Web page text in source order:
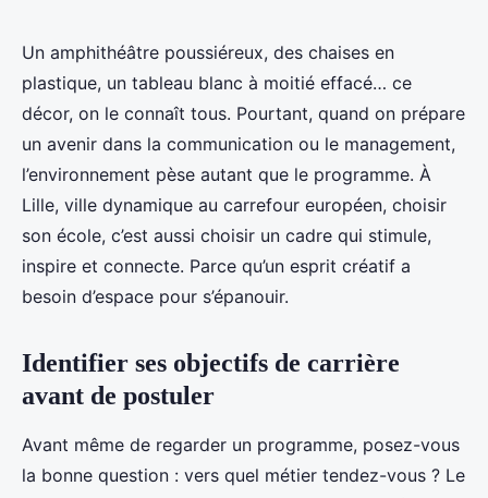
Comment choisir la bonne
formation ISTC à Lille ?
Tobie•08/04/2026 17:43•10 min de lecture
Un amphithéâtre poussiéreux, des chaises en
plastique, un tableau blanc à moitié effacé… ce
décor, on le connaît tous. Pourtant, quand on prépare
un avenir dans la communication ou le management,
l’environnement pèse autant que le programme. À
Lille, ville dynamique au carrefour européen, choisir
son école, c’est aussi choisir un cadre qui stimule,
inspire et connecte. Parce qu’un esprit créatif a
besoin d’espace pour s’épanouir.
Identifier ses objectifs de carrière
avant de postuler
Avant même de regarder un programme, posez-vous
la bonne question : vers quel métier tendez-vous ? Le